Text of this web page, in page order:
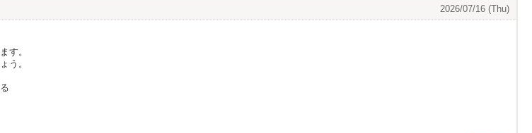
2026/07/16 (Thu)
す。
う。